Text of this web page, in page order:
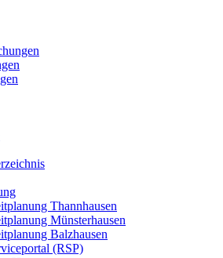
Thannhausen
Münsterhausen
Balzhausen
(RSP)